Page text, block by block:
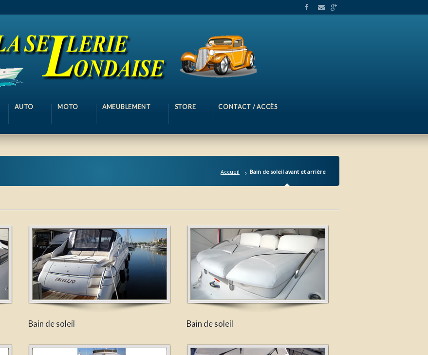
AUTO MOTO AMEUBLEMENT STORE CONTACT / ACCÈS
Accueil Bain de soleil avant et arrière
Bain de soleil Bain de soleil